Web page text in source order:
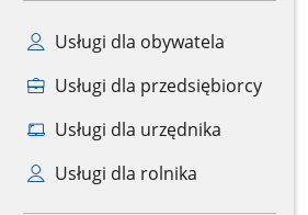
Usługi dla obywatela
Usługi dla przedsiębiorcy
Usługi dla urzędnika
Usługi dla rolnika